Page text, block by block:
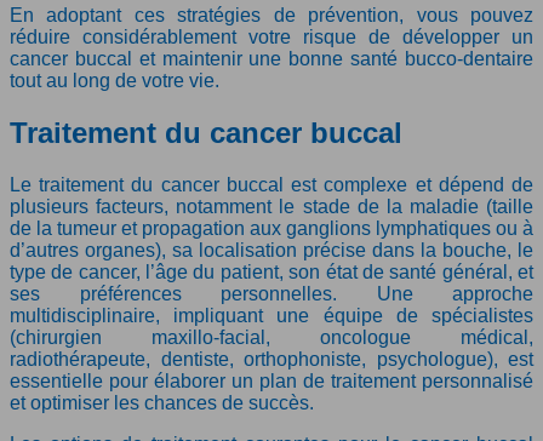
En adoptant ces stratégies de prévention, vous pouvez
réduire considérablement votre risque de développer un
cancer buccal et maintenir une bonne santé bucco-dentaire
tout au long de votre vie.
Traitement du cancer buccal
Le traitement du cancer buccal est complexe et dépend de
plusieurs facteurs, notamment le stade de la maladie (taille
de la tumeur et propagation aux ganglions lymphatiques ou à
d’autres organes), sa localisation précise dans la bouche, le
type de cancer, l’âge du patient, son état de santé général, et
ses préférences personnelles. Une approche
multidisciplinaire, impliquant une équipe de spécialistes
(chirurgien maxillo-facial, oncologue médical,
radiothérapeute, dentiste, orthophoniste, psychologue), est
essentielle pour élaborer un plan de traitement personnalisé
et optimiser les chances de succès.